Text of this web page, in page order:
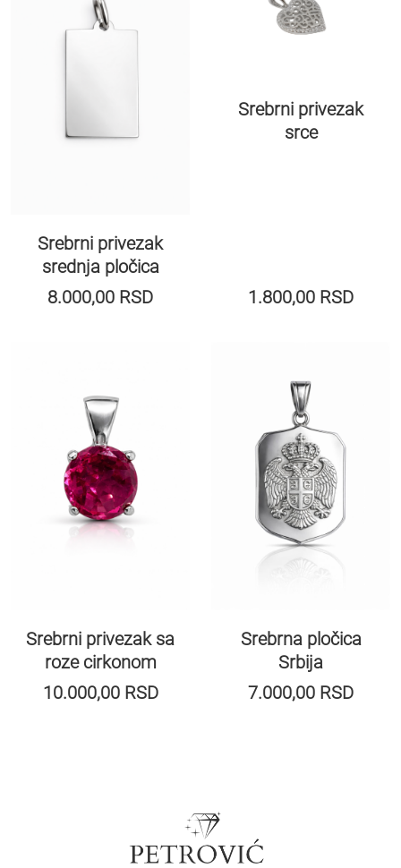
Srebrni privezak
srednja pločica
8.000,00 RSD
Srebrni privezak
srce
1.800,00 RSD
Srebrni privezak sa
roze cirkonom
10.000,00 RSD
Srebrna pločica
Srbija
7.000,00 RSD